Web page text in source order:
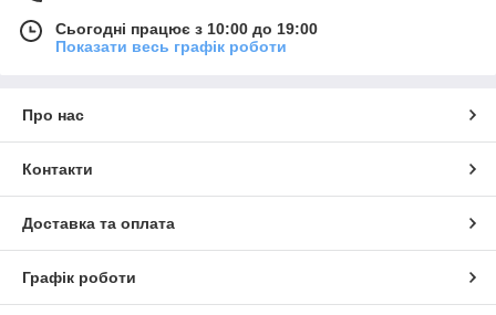
Сьогодні працює з 10:00 до 19:00
Показати весь графік роботи
Про нас
Контакти
Доставка та оплата
Графік роботи